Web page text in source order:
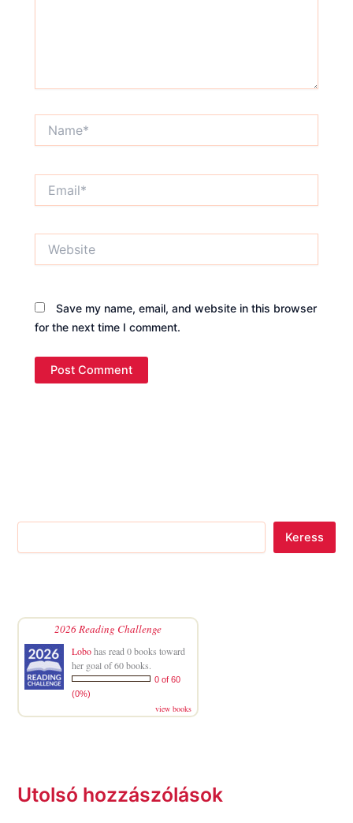
Save my name, email, and website in this browser
for the next time I comment.
Keress
2026 Reading Challenge
Lobohas read 0 books toward
her goal of 60 books.
0 of 60
(0%)
view books
Utolsó hozzászólások